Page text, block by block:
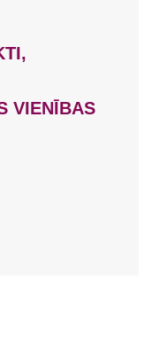
VIENĪBAS